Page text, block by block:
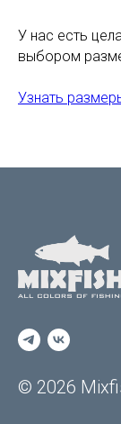
У нас есть
выбором
Узнать
© 2026